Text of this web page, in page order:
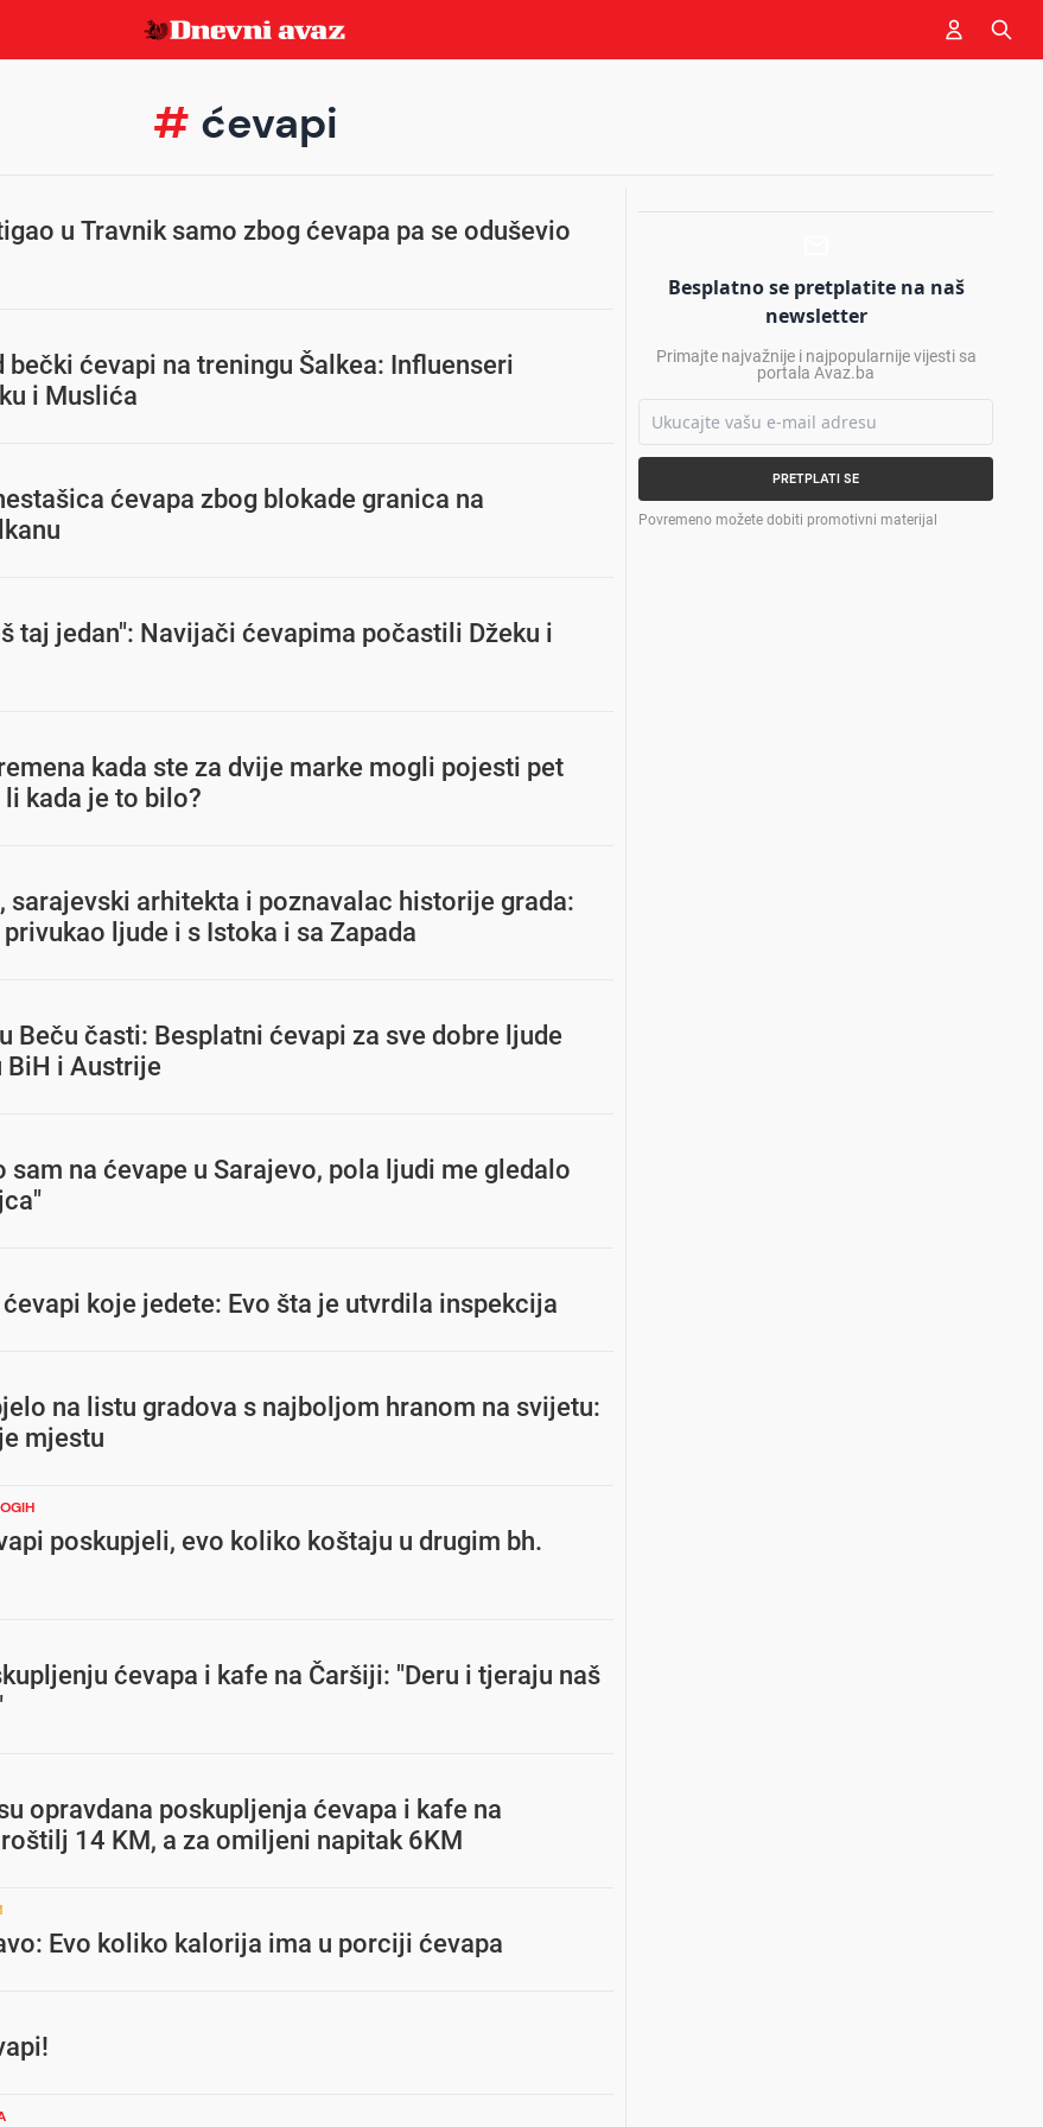
# ćevapi
u Travnik samo zbog ćevapa pa se oduševio
bečki ćevapi na treningu Šalkea: Influenseri
i Muslića
ćevapa zbog blokade granica na
taj jedan": Navijači ćevapima počastili Džeku i
kada ste za dvije marke mogli pojesti pet
kada je to bilo?
sarajevski arhitekta i poznavalac historije grada:
ljude i s Istoka i sa Zapada
Beču časti: Besplatni ćevapi za sve dobre ljude
BiH i Austrije
sam na ćevape u Sarajevo, pola ljudi me gledalo
koje jedete: Evo šta je utvrdila inspekcija
na listu gradova s najboljom hranom na svijetu:
mjestu
poskupjeli, evo koliko koštaju u drugim bh.
ćevapa i kafe na Čaršiji: "Deru i tjeraju naš
opravdana poskupljenja ćevapa i kafe na
14 KM, a za omiljeni napitak 6KM
Evo koliko kalorija ima u porciji ćevapa
Besplatno se pretplatite na naš
newsletter
Primajte najvažnije i najpopularnije vijesti sa
portala Avaz.ba
PRETPLATI SE
Povremeno možete dobiti promotivni materijal